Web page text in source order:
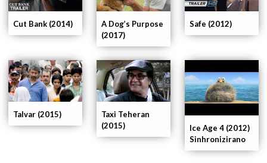
Ice Age 4 (2012)
Sinhronizirano
Taxi Teheran
(2015)
Talvar (2015)
Safe (2012)
A Dog’s Purpose
(2017)
Cut Bank (2014)